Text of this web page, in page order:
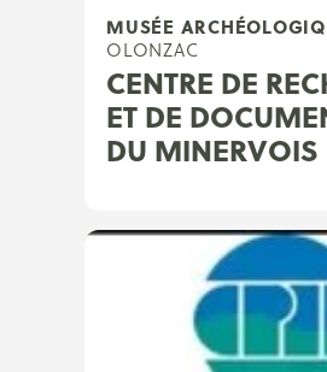
MUSÉE
OLONZAC
CENTRE DE
ET DE
DU MINERVOIS